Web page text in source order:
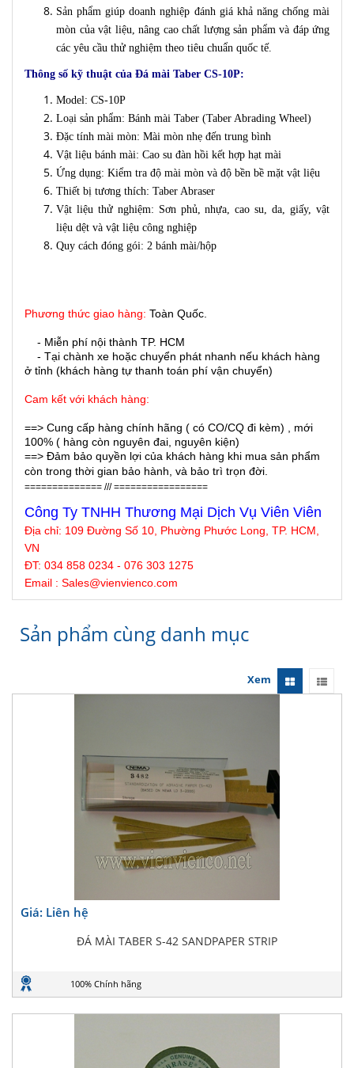
Sản phẩm giúp doanh nghiệp đánh giá khả năng chống mài
mòn của vật liệu, nâng cao chất lượng sản phẩm và đáp ứng
các yêu cầu thử nghiệm theo tiêu chuẩn quốc tế.
Thông số kỹ thuật của Đá mài Taber CS-10P:
Model: CS-10P
Loại sản phẩm: Bánh mài Taber (Taber Abrading Wheel)
Đặc tính mài mòn: Mài mòn nhẹ đến trung bình
Vật liệu bánh mài: Cao su đàn hồi kết hợp hạt mài
Ứng dụng: Kiểm tra độ mài mòn và độ bền bề mặt vật liệu
Thiết bị tương thích: Taber Abraser
Vật liệu thử nghiệm: Sơn phủ, nhựa, cao su, da, giấy, vật
liệu dệt và vật liệu công nghiệp
Quy cách đóng gói: 2 bánh mài/hộp
Phương thức giao hàng: Toàn Quốc.
- Miễn phí nội thành TP. HCM
- Tại chành xe hoặc chuyển phát nhanh nếu khách hàng
ở tỉnh (khách hàng tự thanh toán phí vận chuyển)
Cam kết với khách hàng:
==> Cung cấp hàng chính hãng ( có CO/CQ đi kèm) , mới
100% ( hàng còn nguyên đai, nguyên kiện)
==> Đảm bảo quyền lợi của khách hàng khi mua sản phẩm
còn trong thời gian bảo hành, và bảo trì trọn đời.
============== /// =================
Công Ty TNHH Thương Mại Dịch Vụ Viên Viên
Địa chỉ: 109 Đường Số 10, Phường Phước Long, TP. HCM,
VN
ĐT: 034 858 0234 - 076 303 1275
Email : Sales@vienvienco .com
Sản phẩm cùng danh mục
Xem
Giá: Liên hệ
ĐÁ MÀI TABER S-42 SANDPAPER STRIP
100% Chính hãng